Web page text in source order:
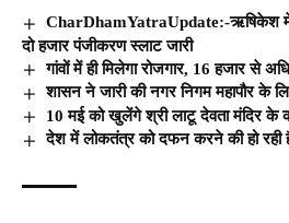
CharDhamYatraUpdate:-ऋषिकेश में
दो हजार पंजीकरण स्लाट जारी
गांवों में ही मिलेगा रोजगार, 16 हजार से
शासन ने जारी की नगर निगम महापौर के
10 मई को खुलेंगे श्री लाटू देवता मंदिर के
देश में लोकतंत्र को दफन करने की हो रही